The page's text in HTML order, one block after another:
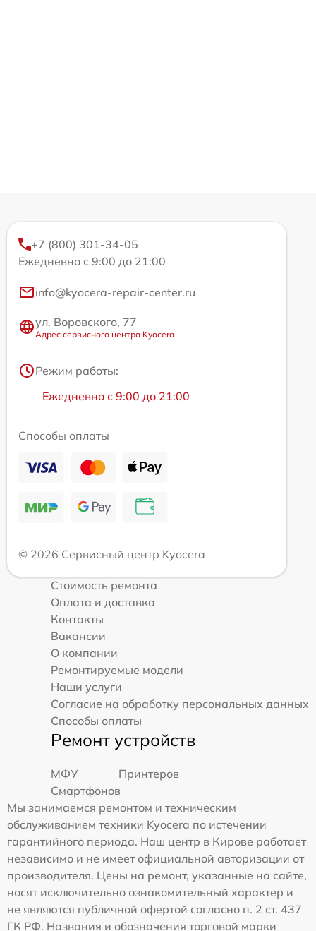
+7 (800) 301-34-05
Ежедневно с 9:00 до 21:00
info@kyocera-repair-center.ru
ул. Воровского, 77
Адрес сервисного центра Kyocera
Режим работы:
Ежедневно с 9:00 до 21:00
Способы оплаты
© 2026 Сервисный центр Kyocera
Стоимость ремонта
Оплата и доставка
Контакты
Вакансии
О компании
Ремонтируемые модели
Наши услуги
Согласие на обработку персональных данных
Способы оплаты
Ремонт устройств
МФУ
Принтеров
Смартфонов
Мы занимаемся ремонтом и техническим
обслуживанием техники Kyocera по истечении
гарантийного периода. Наш центр в Кирове работает
независимо и не имеет официальной авторизации от
производителя. Цены на ремонт, указанные на сайте,
носят исключительно ознакомительный характер и
не являются публичной офертой согласно п. 2 ст. 437
ГК РФ. Названия и обозначения торговой марки